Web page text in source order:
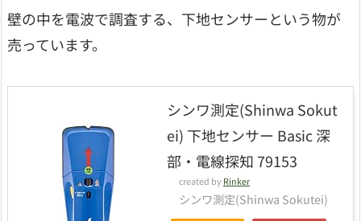
壁の中を電波で調査する、下地センサーという物が
売っています。
シンワ測定(Shinwa Sokut
ei) 下地センサー Basic 深
部・電線探知 79153
created by Rinker
シンワ測定(Shinwa Sokutei)